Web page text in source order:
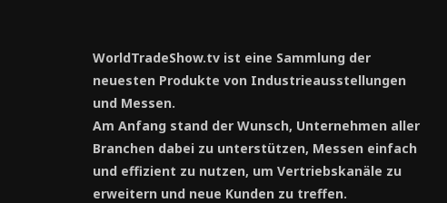
WorldTradeShow.tv ist eine Sammlung der
neuesten Produkte von Industrieausstellungen
und Messen.
Am Anfang stand der Wunsch, Unternehmen aller
Branchen dabei zu unterstützen, Messen einfach
und effizient zu nutzen, um Vertriebskanäle zu
erweitern und neue Kunden zu treffen.